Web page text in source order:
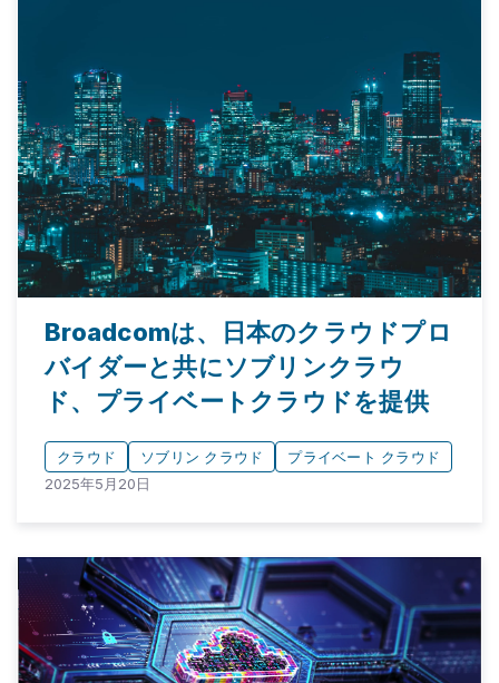
Broadcomは、日本のクラウドプロ
バイダーと共にソブリンクラウ
ド、プライベートクラウドを提供
クラウド ソブリン クラウド
プライベート クラウド
2025年5月20日